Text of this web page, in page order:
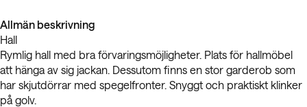
Allmän beskrivning
Hall
Rymlig hall med bra förvaringsmöjligheter. Plats för hallmöbel
att hänga av sig jackan. Dessutom finns en stor garderob som
har skjutdörrar med spegelfronter. Snyggt och praktiskt klinker
på golv.